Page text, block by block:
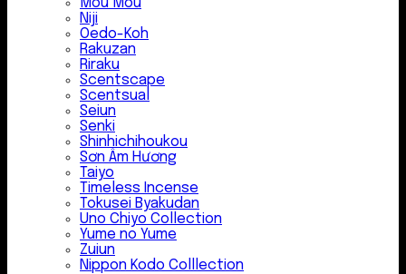
Niji
Oedo-Koh
Rakuzan
Riraku
Scentscape
Scentsual
Seiun
Senki
Shinhichihoukou
Sơn Âm Hương
Taiyo
Timeless Incense
Tokusei Byakudan
Uno Chiyo Collection
Yume no Yume
Zuiun
Nippon Kodo Colllection